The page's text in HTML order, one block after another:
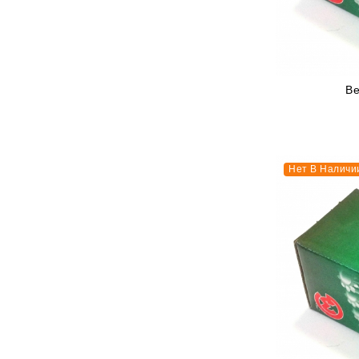
Нет В